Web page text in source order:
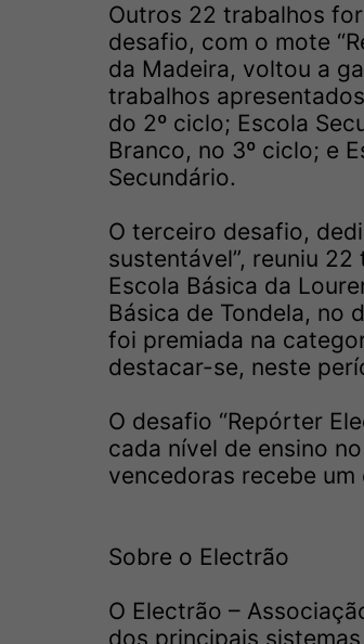
Outros 22 trabalhos
desafio, com o mote
da Madeira, voltou a
trabalhos
do 2º ciclo; Escola
Branco, no 3º ciclo; e
Secundário.
O terceiro desafio,
sustentável”, reuniu
Escola Básica da
Básica de Tondela, no
foi premiada na
destacar-se, neste
O desafio “Repórter
cada nível de ensino
vencedoras recebe
Sobre o Electrão
O Electrão –
dos principais